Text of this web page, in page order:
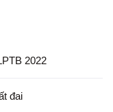
2022
đai